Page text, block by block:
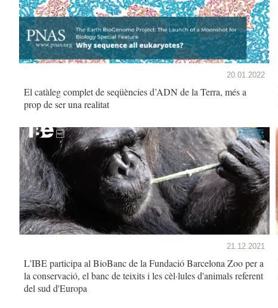
20.01.2022
El catàleg complet de seqüències d’ADN de la Terra, més a
prop de ser una realitat
21.12.2021
L'IBE participa al BioBanc de la Fundació Barcelona Zoo per a
la conservació, el banc de teixits i les cèl·lules d'animals referent
del sud d'Europa